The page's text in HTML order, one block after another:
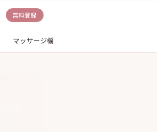
無料登録
マッサージ機